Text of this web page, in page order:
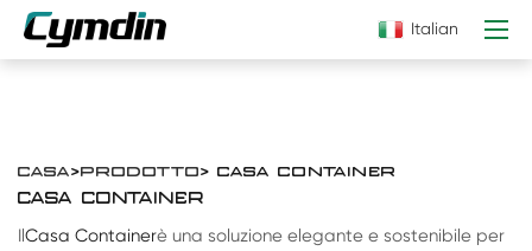
Italian
CASA>PRODOTTO> CASA CONTAINER
CASA CONTAINER
IlCasa Containerè una soluzione elegante e sostenibile per